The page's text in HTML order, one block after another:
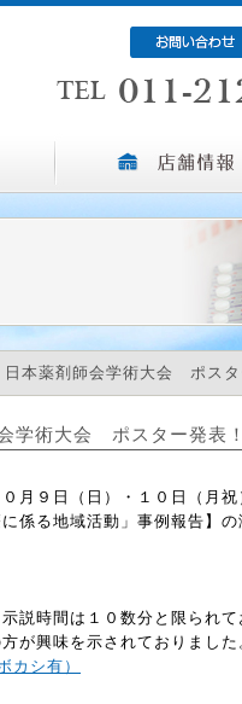
本薬剤師会学術大会 ポスタ
学術大会 ポスター発表！
月９日（日）・１０日（月
係る地域活動」事例報告】
説時間は１０数分と限られ
が興味を示されておりました